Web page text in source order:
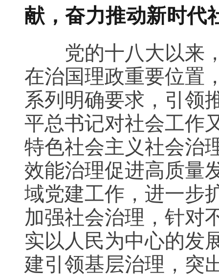
献，奋力推动新时代
党的十八大以来，
在治国理政重要位置
系列明确要求，引领
平总书记对社会工作
特色社会主义社会治
效能治理促进高质量
域党建工作，进一步
加强社会治理，针对
实以人民为中心的发
建引领基层治理，突